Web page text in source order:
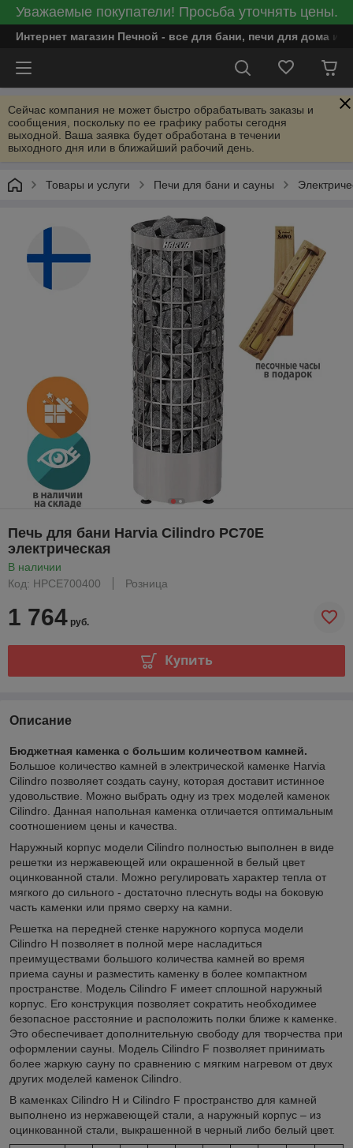
Уважаемые покупатели! Просьба уточнять цены.
Интернет магазин Печной - все для бани, печи для дома и
Сейчас компания не может быстро обрабатывать заказы и
сообщения, поскольку по ее графику работы сегодня
выходной. Ваша заявка будет обработана в течении
выходного дня или в ближайший рабочий день.
Товары и услуги Печи для бани и сауны
Печь для бани Harvia Cilindro PC70E
электрическая
В наличии
Код: HPCE700400
Розница
1 764 руб.
Купить
Описание
Бюджетная каменка с большим количеством камней.
Большое количество камней в электрической каменке Harvia
Cilindro позволяет создать сауну, которая доставит истинное
удовольствие. Можно выбрать одну из трех моделей каменок
Cilindro. Данная напольная каменка отличается оптимальным
соотношением цены и качества.
Наружный корпус модели Cilindro полностью выполнен в виде
решетки из нержавеющей или окрашенной в белый цвет
оцинкованной стали. Можно регулировать характер тепла от
мягкого до сильного - достаточно плеснуть воды на боковую
часть каменки или прямо сверху на камни.
Решетка на передней стенке наружного корпуса модели
Cilindro H позволяет в полной мере насладиться
преимуществами большого количества камней во время
приема сауны и разместить каменку в более компактном
пространстве. Модель Cilindro F имеет сплошной наружный
корпус. Его конструкция позволяет сократить необходимее
безопасное расстояние и расположить полки ближе к каменке.
Это обеспечивает дополнительную свободу для творчества при
оформлении сауны. Модель Cilindro F позволяет принимать
более жаркую сауну по сравнению с мягким нагревом от двух
других моделей каменок Cilindro.
В каменках Cilindro H и Cilindro F пространство для камней
выполнено из нержавеющей стали, а наружный корпус – из
оцинкованной стали, выкрашенной в черный либо белый цвет.